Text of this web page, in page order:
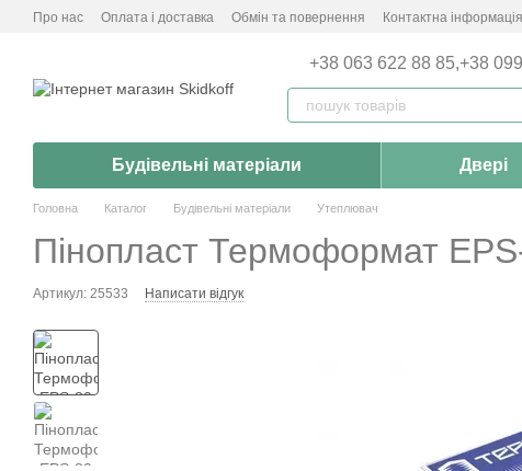
Перейти до основного контенту
Про нас Оплата і доставка Обмін та повернення Контактна інформація
+38 063 622 88 85,+38
Будівельні матеріали Двері
Головна Каталог Будівельні матеріали Утеплювач
Пінопласт Термоформат
Артикул: 25533 Написати відгук